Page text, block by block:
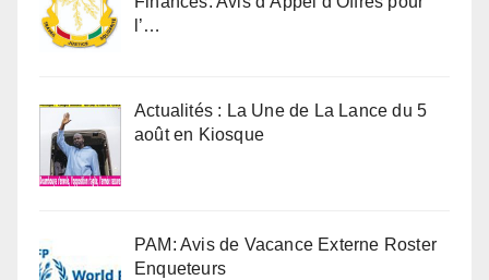
l’…
Actualités : La Une de La Lance du 5
août en Kiosque
PAM: Avis de Vacance Externe Roster
Enqueteurs